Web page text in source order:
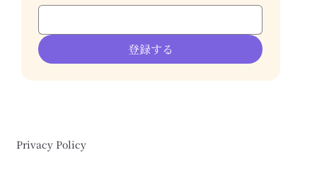
登録する
Privacy Policy